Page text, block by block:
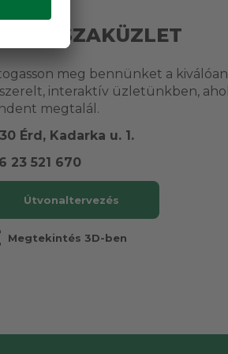
SZAKÜZLET
meg bennünket a kiválóan
interaktív üzletünkben, ahol
megtalál.
Érd, Kadarka u. 1.
23 521 670
Útvonaltervezés
Megtekintés 3D-ben